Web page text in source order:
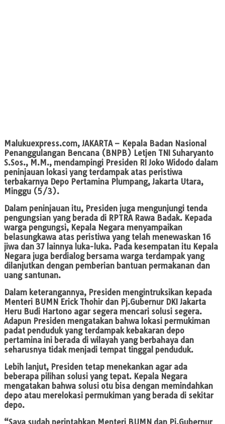
Malukuexpress.com, JAKARTA – Kepala Badan Nasional
Penanggulangan Bencana (BNPB) Letjen TNI Suharyanto
S.Sos., M.M., mendampingi Presiden RI Joko Widodo dalam
peninjauan lokasi yang terdampak atas peristiwa
terbakarnya Depo Pertamina Plumpang, Jakarta Utara,
Minggu (5/3).
Dalam peninjauan itu, Presiden juga mengunjungi tenda
pengungsian yang berada di RPTRA Rawa Badak. Kepada
warga pengungsi, Kepala Negara menyampaikan
belasungkawa atas peristiwa yang telah menewaskan 16
jiwa dan 37 lainnya luka-luka. Pada kesempatan itu Kepala
Negara juga berdialog bersama warga terdampak yang
dilanjutkan dengan pemberian bantuan permakanan dan
uang santunan.
Dalam keterangannya, Presiden mengintruksikan kepada
Menteri BUMN Erick Thohir dan Pj.Gubernur DKI Jakarta
Heru Budi Hartono agar segera mencari solusi segera.
Adapun Presiden mengatakan bahwa lokasi permukiman
padat penduduk yang terdampak kebakaran depo
pertamina ini berada di wilayah yang berbahaya dan
seharusnya tidak menjadi tempat tinggal penduduk.
Lebih lanjut, Presiden tetap menekankan agar ada
beberapa pilihan solusi yang tepat. Kepala Negara
mengatakan bahwa solusi otu bisa dengan memindahkan
depo atau merelokasi permukiman yang berada di sekitar
depo.